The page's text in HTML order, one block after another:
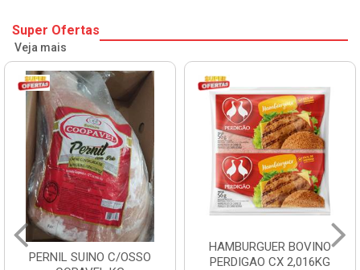
Super Ofertas
Veja mais
PERNIL SUINO C/OSSO
HAMBURGUER BOVINO
PERDIGAO CX 2,016KG